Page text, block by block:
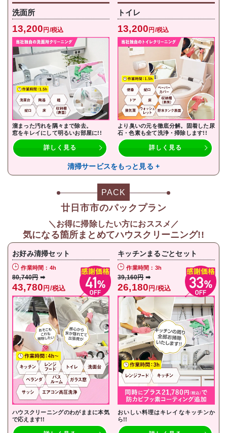
洗面所
13,200円/税込
溜まった汚れを隅々まで除去。
窓をキレイにして明るいお部屋に!!
詳しく見る
トイレ
13,200円/税込
より臭いの元を徹底分解。固着した尿
石・色素も全て洗浄・掃除します!!
詳しく見る
清掃サービスをもっと見る +
PACK
廿日市市のパックプラン
＼お得に掃除したい方におススメ／
気になる箇所まとめてハウスクリーニング!!
お好み清掃セット
作業時間：4h
80,740円 ➡
43,780 円/税込
ハウスクリーニングのわがままに本気
で応えます!!
キッチンまるごとセット
作業時間：3h
39,160円 ➡
26,180 円/税込
おいしい料理はキレイなキッチンか
ら!!